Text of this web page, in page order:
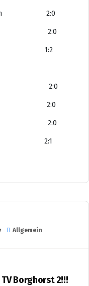
2:0
The 2:0
1:2
Wölki 2:0
2:0
Gaze 2:0
The 2:1
Allgemein
Borghorst 2!!!